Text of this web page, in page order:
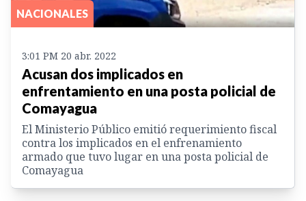
NACIONALES
3:01 PM 20 abr. 2022
Acusan dos implicados en
enfrentamiento en una posta policial de
Comayagua
El Ministerio Público emitió requerimiento fiscal
contra los implicados en el enfrenamiento
armado que tuvo lugar en una posta policial de
Comayagua